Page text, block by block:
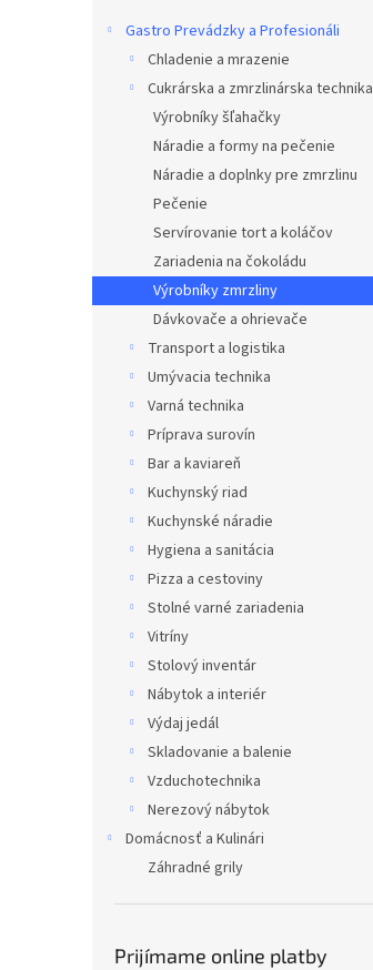
Gastro Prevádzky a Profesionáli
Chladenie a mrazenie
Cukrárska a zmrzlinárska technika
Výrobníky šľahačky
Náradie a formy na pečenie
Náradie a doplnky pre zmrzlinu
Pečenie
Servírovanie tort a koláčov
Zariadenia na čokoládu
Výrobníky zmrzliny
Dávkovače a ohrievače
Transport a logistika
Umývacia technika
Varná technika
Príprava surovín
Bar a kaviareň
Kuchynský riad
Kuchynské náradie
Hygiena a sanitácia
Pizza a cestoviny
Stolné varné zariadenia
Vitríny
Stolový inventár
Nábytok a interiér
Výdaj jedál
Skladovanie a balenie
Vzduchotechnika
Nerezový nábytok
Domácnosť a Kulinári
Záhradné grily
Prijímame online platby